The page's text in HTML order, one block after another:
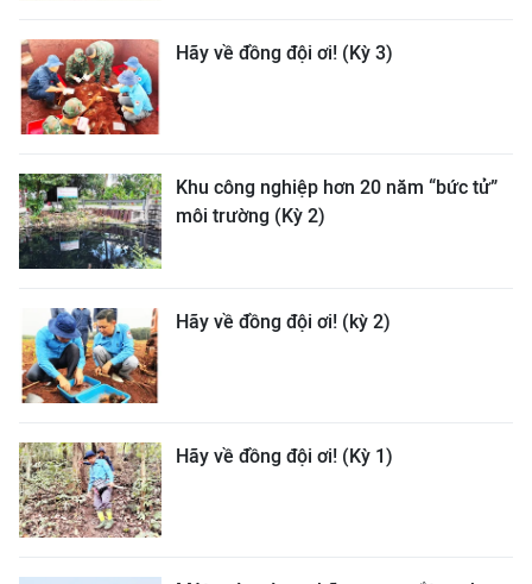
Hãy về đồng đội ơi! (Kỳ 3)
Khu công nghiệp hơn 20 năm “bức tử”
môi trường (Kỳ 2)
Hãy về đồng đội ơi! (kỳ 2)
Hãy về đồng đội ơi! (Kỳ 1)